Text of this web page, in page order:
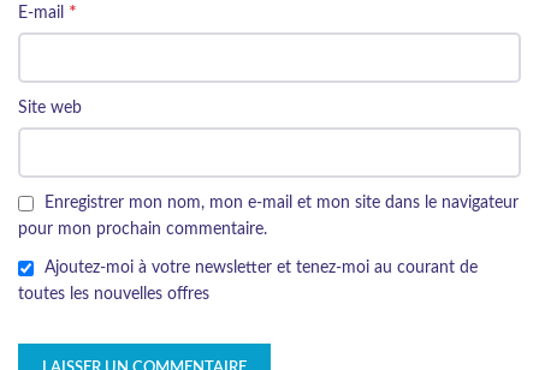
E-mail *
Site web
Enregistrer mon nom, mon e-mail et mon site dans le navigateur
pour mon prochain commentaire.
Ajoutez-moi à votre newsletter et tenez-moi au courant de
toutes les nouvelles offres